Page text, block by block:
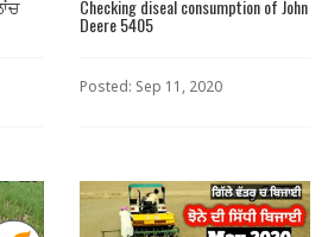
Checking diseal consumption of John
Deere 5405
Posted: Sep 11, 2020